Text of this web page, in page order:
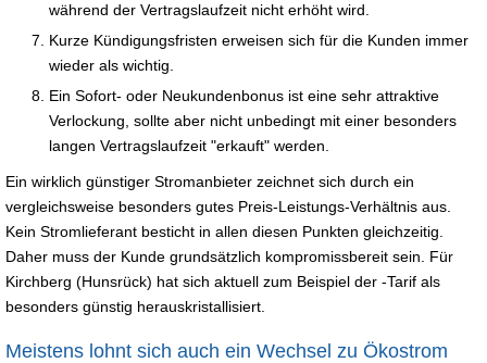
während der Vertragslaufzeit nicht erhöht wird.
Kurze Kündigungsfristen erweisen sich für die Kunden immer
wieder als wichtig.
Ein Sofort- oder Neukundenbonus ist eine sehr attraktive
Verlockung, sollte aber nicht unbedingt mit einer besonders
langen Vertragslaufzeit "erkauft" werden.
Ein wirklich günstiger Stromanbieter zeichnet sich durch ein
vergleichsweise besonders gutes Preis-Leistungs-Verhältnis aus.
Kein Stromlieferant besticht in allen diesen Punkten gleichzeitig.
Daher muss der Kunde grundsätzlich kompromissbereit sein. Für
Kirchberg (Hunsrück) hat sich aktuell zum Beispiel der -Tarif als
besonders günstig herauskristallisiert.
Meistens lohnt sich auch ein Wechsel zu Ökostrom